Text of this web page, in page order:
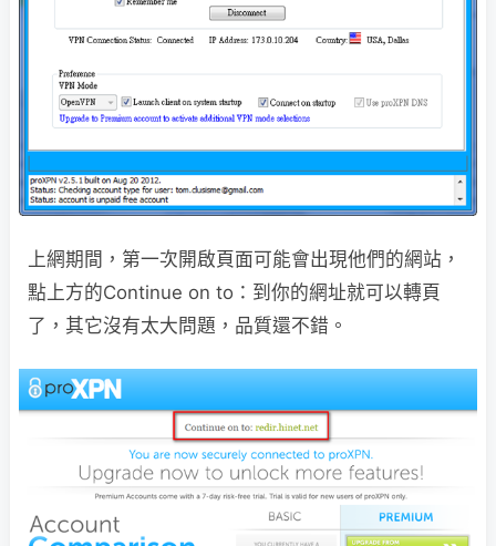
上網期間，第一次開啟頁面可能會出現他們的網站，
點上方的Continue on to：到你的網址就可以轉頁
了，其它沒有太大問題，品質還不錯。